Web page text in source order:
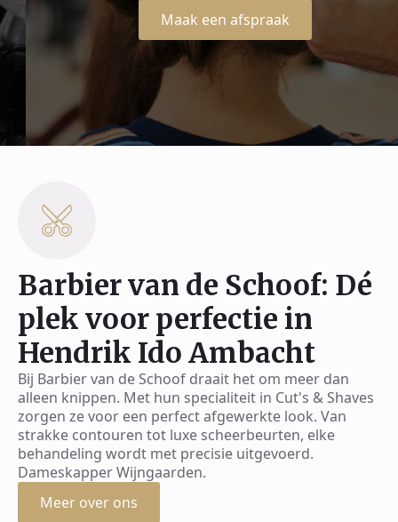
Maak een afspraak
Barbier van de Schoof: Dé
plek voor perfectie in
Hendrik Ido Ambacht
Bij Barbier van de Schoof draait het om meer dan
alleen knippen. Met hun specialiteit in Cut's & Shaves
zorgen ze voor een perfect afgewerkte look. Van
strakke contouren tot luxe scheerbeurten, elke
behandeling wordt met precisie uitgevoerd.
Dameskapper Wijngaarden.
Meer over ons